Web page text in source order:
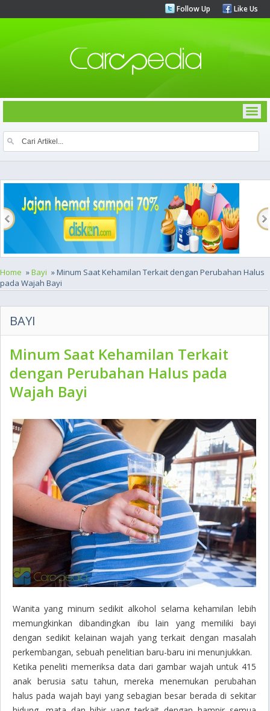
Follow Up Like Us
Home »Bayi » Minum Saat Kehamilan Terkait dengan Perubahan Halus
pada Wajah Bayi
BAYI
Minum Saat Kehamilan Terkait
dengan Perubahan Halus pada
Wajah Bayi
Wanita yang minum sedikit alkohol selama kehamilan lebih
memungkinkan dibandingkan ibu lain yang memiliki bayi
dengan sedikit kelainan wajah yang terkait dengan masalah
perkembangan, sebuah penelitian baru-baru ini menunjukkan.
Ketika peneliti memeriksa data dari gambar wajah untuk 415
anak berusia satu tahun, mereka menemukan perubahan
halus pada wajah bayi yang sebagian besar berada di sekitar